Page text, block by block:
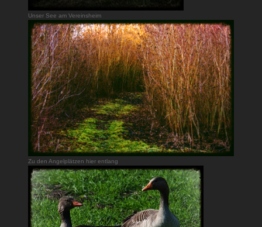
Unser See am Vereinsheim
Zu den Angelplätzen hier entlang